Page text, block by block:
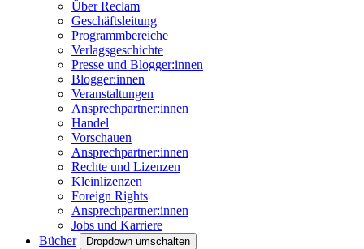
Über Reclam
Geschäftsleitung
Programmbereiche
Verlagsgeschichte
Presse und Blogger:innen
Blogger:innen
Veranstaltungen
Ansprechpartner:innen
Handel
Vorschauen
Ansprechpartner:innen
Rechte und Lizenzen
Kleinlizenzen
Foreign Rights
Ansprechpartner:innen
Jobs und Karriere
Bücher
Dropdown umschalten